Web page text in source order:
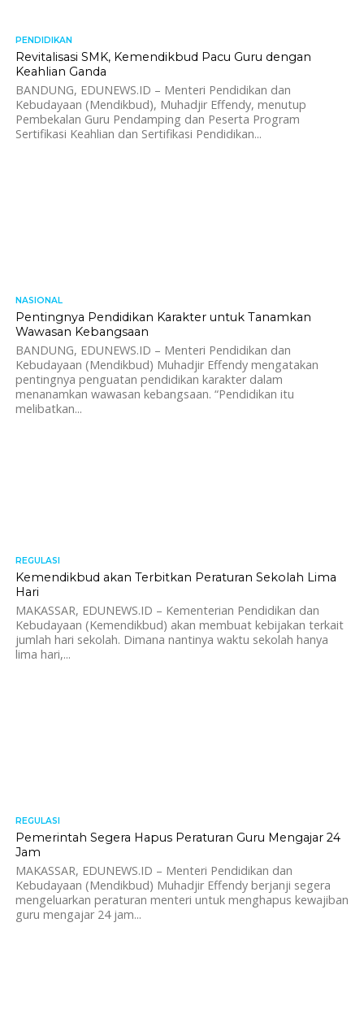
PENDIDIKAN
Revitalisasi SMK, Kemendikbud Pacu Guru dengan
Keahlian Ganda
BANDUNG, EDUNEWS.ID – Menteri Pendidikan dan
Kebudayaan (Mendikbud), Muhadjir Effendy, menutup
Pembekalan Guru Pendamping dan Peserta Program
Sertifikasi Keahlian dan Sertifikasi Pendidikan...
NASIONAL
Pentingnya Pendidikan Karakter untuk Tanamkan
Wawasan Kebangsaan
BANDUNG, EDUNEWS.ID – Menteri Pendidikan dan
Kebudayaan (Mendikbud) Muhadjir Effendy mengatakan
pentingnya penguatan pendidikan karakter dalam
menanamkan wawasan kebangsaan. “Pendidikan itu
melibatkan...
REGULASI
Kemendikbud akan Terbitkan Peraturan Sekolah Lima
Hari
MAKASSAR, EDUNEWS.ID – Kementerian Pendidikan dan
Kebudayaan (Kemendikbud) akan membuat kebijakan terkait
jumlah hari sekolah. Dimana nantinya waktu sekolah hanya
lima hari,...
REGULASI
Pemerintah Segera Hapus Peraturan Guru Mengajar 24
Jam
MAKASSAR, EDUNEWS.ID – Menteri Pendidikan dan
Kebudayaan (Mendikbud) Muhadjir Effendy berjanji segera
mengeluarkan peraturan menteri untuk menghapus kewajiban
guru mengajar 24 jam...